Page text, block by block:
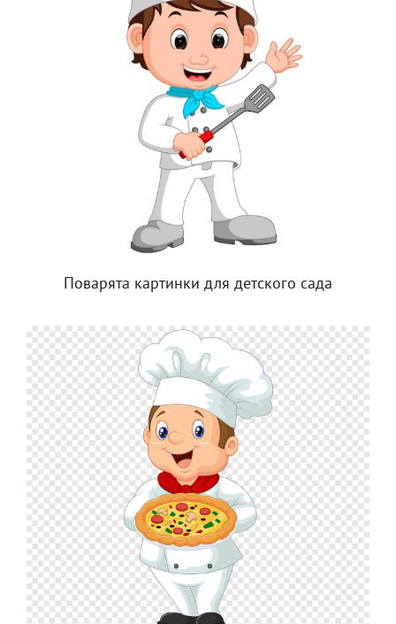
Поварята картинки для детского сада